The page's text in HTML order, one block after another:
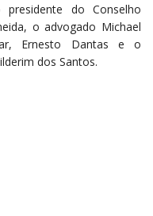
do Conselho
o advogado Michael
Ernesto Dantas e o
dos Santos.